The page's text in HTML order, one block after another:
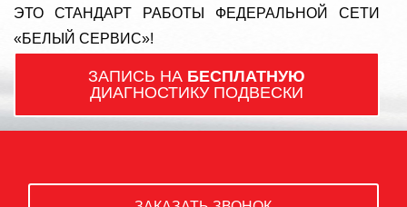
ЭТО СТАНДАРТ РАБОТЫ ФЕДЕРАЛЬНОЙ СЕТИ
«БЕЛЫЙ СЕРВИС»!
ЗАПИСЬ НА БЕСПЛАТНУЮ
ДИАГНОСТИКУ ПОДВЕСКИ